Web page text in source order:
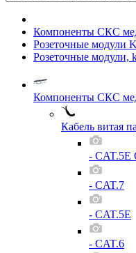
Компоненты СКС
Розеточные модули
Розеточные модули,
Компоненты СКС
Кабель витая
- CAT.5E
- CAT.7
- CAT.5E
- CAT.6